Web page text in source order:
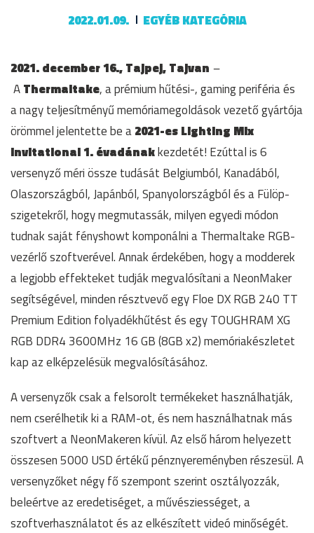
2022.01.09. EGYÉB KATEGÓRIA
2021. december 16., Tajpej, Tajvan –
AThermaltake, a prémium hűtési-, gaming periféria és
a nagy teljesítményű memóriamegoldások vezető gyártója
örömmel jelentette be a2021-es Lighting Mix
Invitational 1. évadánakkezdetét! Ezúttal is 6
versenyző méri össze tudását Belgiumból, Kanadából,
Olaszországból, Japánból, Spanyolországból és a Fülöp-
szigetekről, hogy megmutassák, milyen egyedi módon
tudnak saját fényshowt komponálni a Thermaltake RGB-
vezérlő szoftverével. Annak érdekében, hogy a modderek
a legjobb effekteket tudják megvalósítani a NeonMaker
segítségével, minden résztvevő egy Floe DX RGB 240 TT
Premium Edition folyadékhűtést és egy TOUGHRAM XG
RGB DDR4 3600MHz 16 GB (8GB x2) memóriakészletet
kap az elképzelésük megvalósításához.
A versenyzők csak a felsorolt termékeket használhatják,
nem cserélhetik ki a RAM-ot, és nem használhatnak más
szoftvert a NeonMakeren kívül. Az első három helyezett
összesen 5000 USD értékű pénznyereményben részesül. A
versenyzőket négy fő szempont szerint osztályozzák,
beleértve az eredetiséget, a művésziességet, a
szoftverhasználatot és az elkészített videó minőségét.